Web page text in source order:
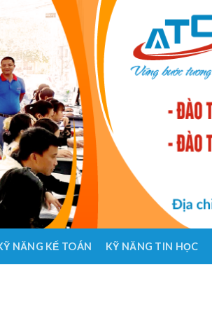
NĂNG KẾ TOÁN KỸ NĂNG TIN HỌC